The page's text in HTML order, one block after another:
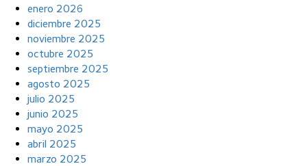
enero 2026
diciembre 2025
noviembre 2025
octubre 2025
septiembre 2025
agosto 2025
julio 2025
junio 2025
mayo 2025
abril 2025
marzo 2025